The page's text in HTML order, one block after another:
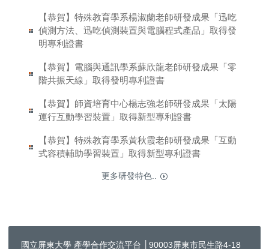
【恭賀】特殊教育學系楊淑蘭老師研發成果「迅吃
偵測方法、迅吃偵測裝置與電腦程式產品」取得發
明專利證書
【恭賀】電腦與通訊學系蘇欣龍老師研發成果「零
階共振天線」取得發明專利證書
【恭賀】師資培育中心楊志強老師研發成果「太陽
運行互動學習裝置」取得新型專利證書
【恭賀】特殊教育學系黃秋霞老師研發成果「互動
式容積輔助學習裝置」取得新型專利證書
更多研發特色..
國立屏東大學 產學合作交流平台 │90003屏東市民生路4-18